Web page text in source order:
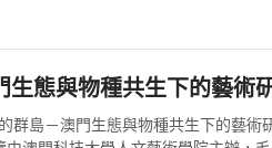
——澳門生態與物種共生下的藝
群島－澳門生態與物種共生下的藝術